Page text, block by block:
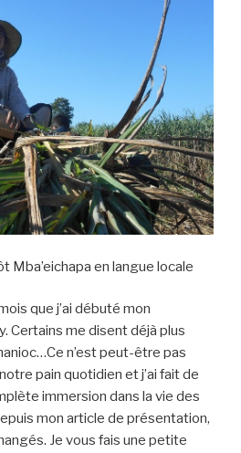
Mba’eichapa en langue locale
que j’ai débuté mon
Certains me disent déjà plus
n’est peut-être pas
pain quotidien et j’ai fait de
immersion dans la vie des
mon article de présentation,
Je vous fais une petite